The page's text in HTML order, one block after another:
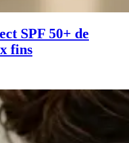
SPF 50+ de
fins